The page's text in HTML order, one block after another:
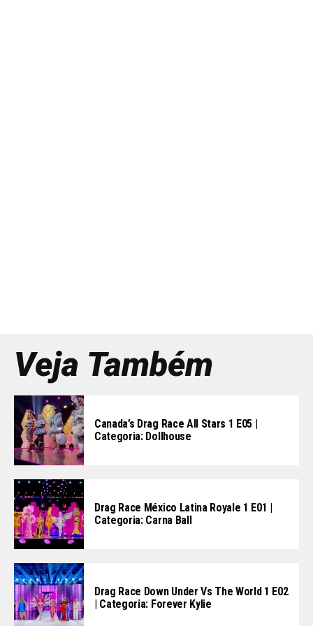
Veja Também
Canada’s Drag Race All Stars 1 E05 |
Categoria: Dollhouse
Drag Race México Latina Royale 1 E01 |
Categoria: Carna Ball
Drag Race Down Under Vs The World 1 E02
| Categoria: Forever Kylie